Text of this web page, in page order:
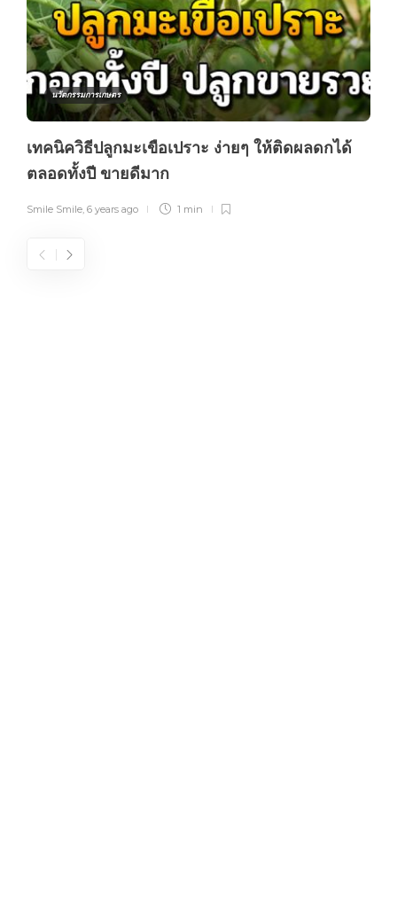
นวัตกรรมการเกษตร
เทคนิควิธีปลูกมะเขือเปราะ ง่ายๆ ให้ติดผลดกได้
ตลอดทั้งปี ขายดีมาก
Smile Smile 6 years ago 1 min